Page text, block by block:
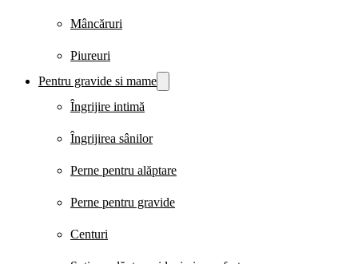
Mâncăruri
Piureuri
Pentru gravide si mame
Îngrijire intimă
Îngrijirea sânilor
Perne pentru alăptare
Perne pentru gravide
Centuri